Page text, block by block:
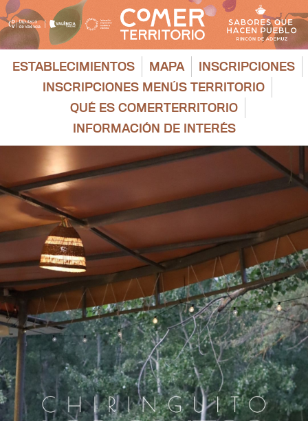
Saltar
al
contenido
ESTABLECIMIENTOS MAPA
INSCRIPCIONES
INSCRIPCIONES MENÚS TERRITORIO
QUÉ ES COMERTERRITORIO
INFORMACIÓN DE INTERÉS
más
grande